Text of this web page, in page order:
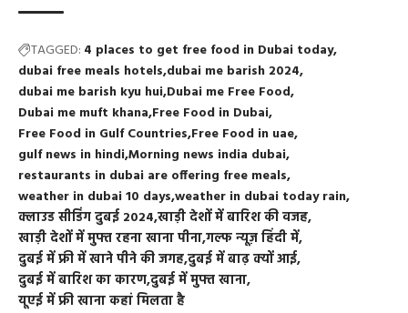
TAGGED: 4 places to get free food in Dubai today
dubai free meals hotels dubai me barish 2024
dubai me barish kyu hui Dubai me Free Food
Dubai me muft khana Free Food in Dubai
Free Food in Gulf Countries Free Food in uae
gulf news in hindiMorning news india dubai
restaurants in dubai are offering free meals
weather in dubai 10 days weather in dubai today rain
क्लाउड सीडिंग दुबई 2024 खाड़ी देशों में बारिश की वजह
खाड़ी देशों में मुफ्त रहना खाना पीनागल्फ न्यूज़ हिंदी में
दुबई में फ्री में खाने पीने की जगहदुबई में बाढ़ क्यों आई
दुबई में बारिश का कारणदुबई में मुफ्त खाना
यूएई में फ्री खाना कहां मिलता है